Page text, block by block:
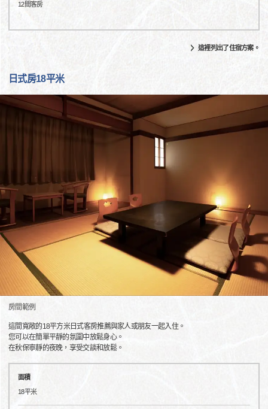
12間客房
這裡列出了住宿方案。
日式房18平米
房間範例
這間寬敞的18平方米日式客房推薦與家人或朋友一起入住。
您可以在簡單平靜的氛圍中放鬆身心。
在秋保寧靜的夜晚，享受交談和放鬆。
面積
18平米